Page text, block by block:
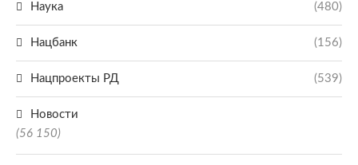
Наука (480)
Нацбанк (156)
Нацпроекты РД (539)
Новости
(56 150)